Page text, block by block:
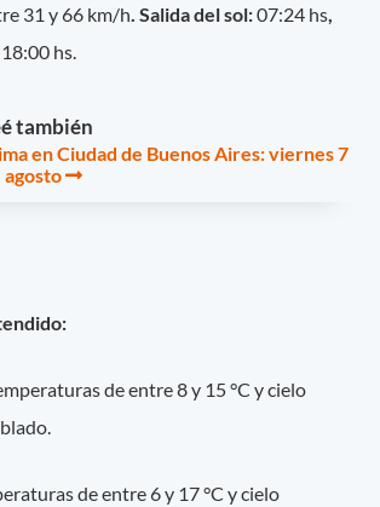
31 y 66 km/h . Salida del sol:07:24 hs
18:00 hs.
también
en Ciudad de Buenos Aires: viernes 7
agosto
de entre 8 y 15 °C y cielo
de entre 6 y 17 °C y cielo